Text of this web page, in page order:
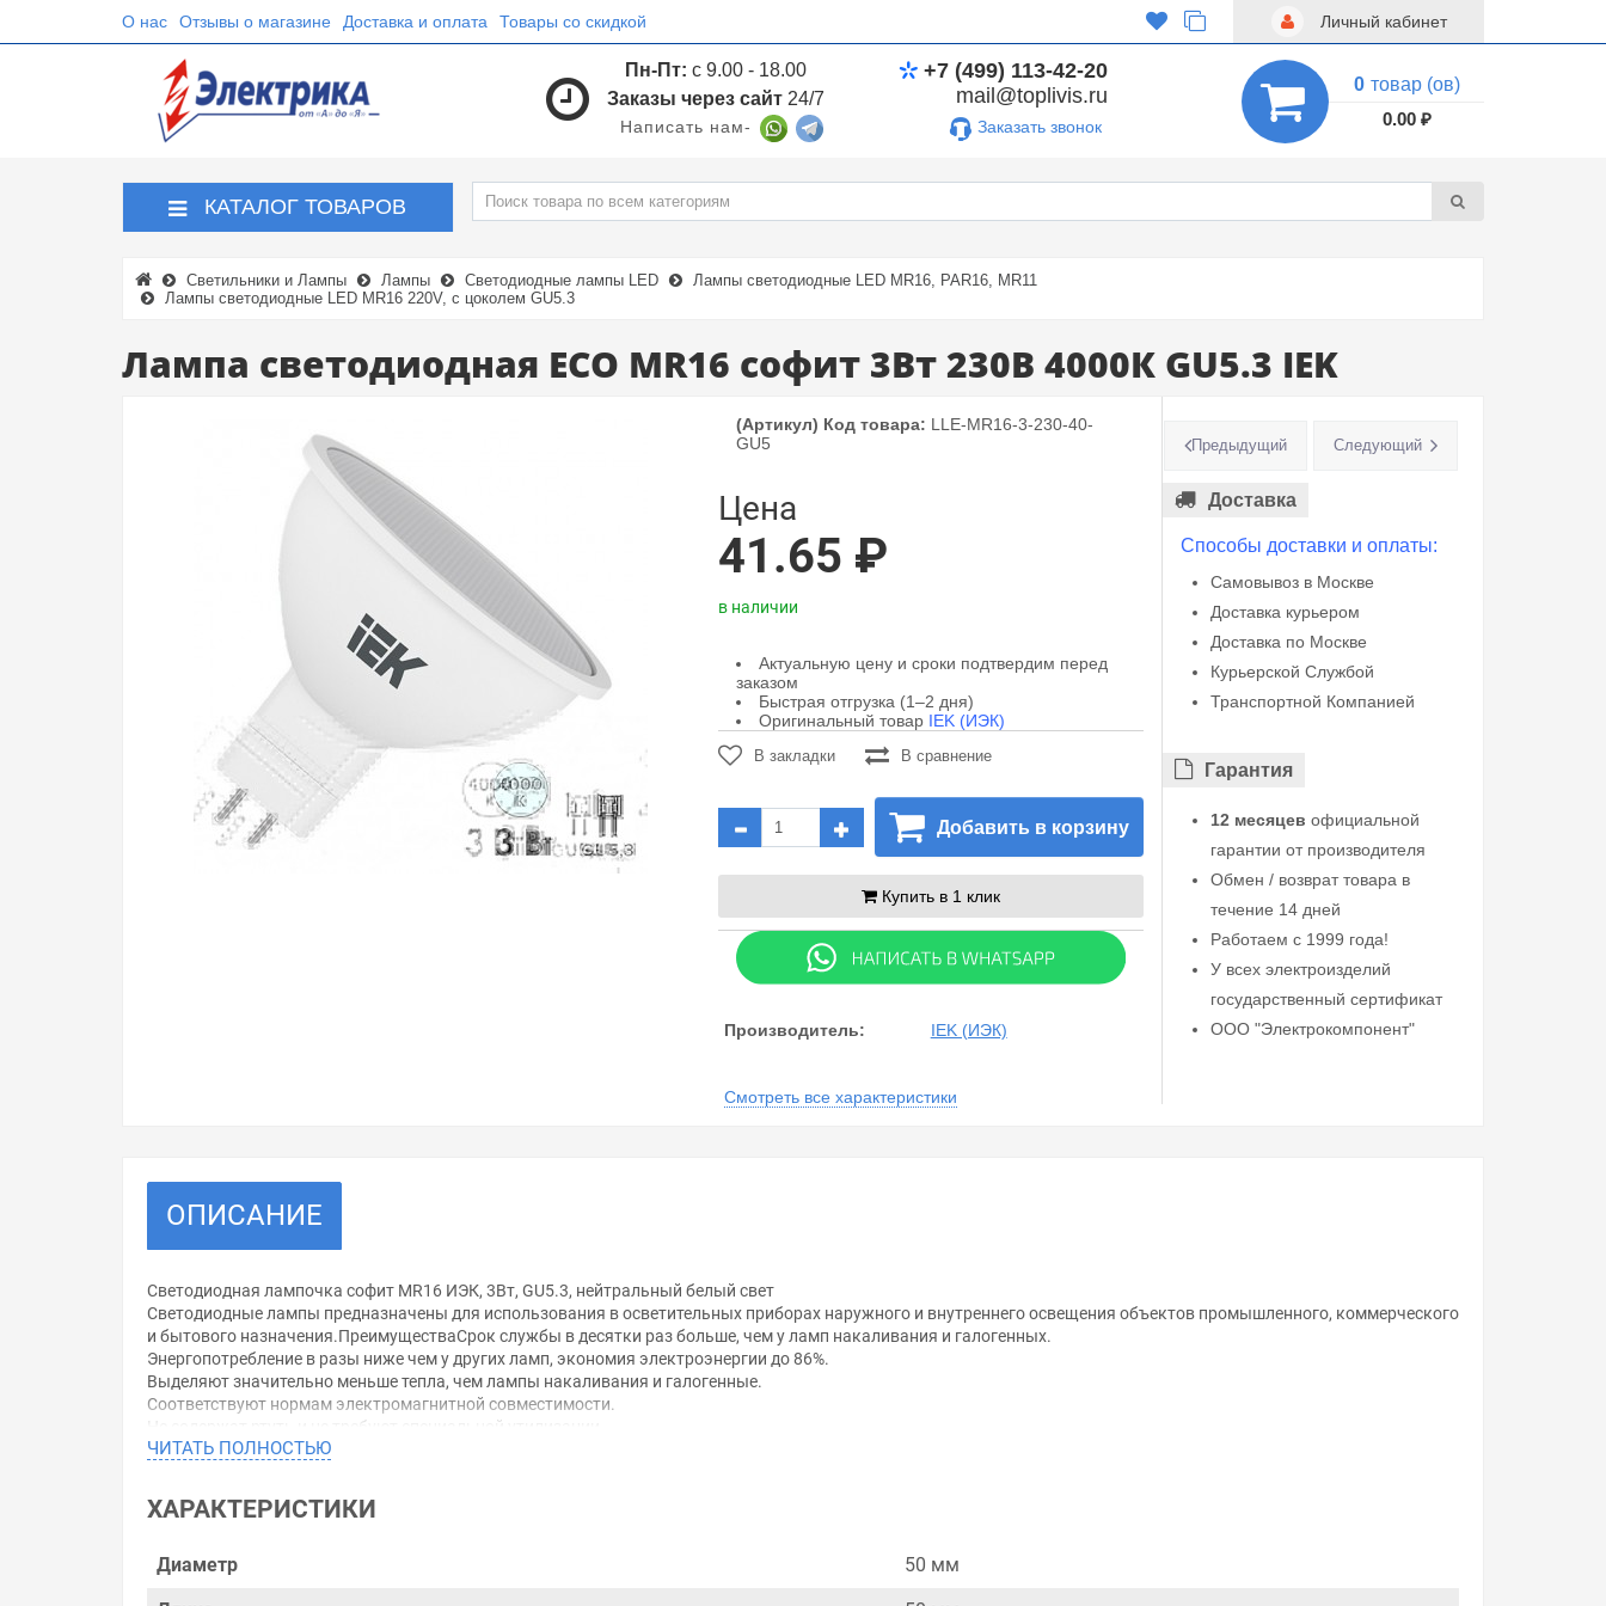
О нас Отзывы о магазине Доставка и оплата Товары со скидкой Личный кабинет
Пн-Пт: с 9.00 - 18.00
Заказы через сайт 24/7
Написать нам-
+7 (499) 113-42-20
mail@toplivis.ru
Заказать звонок
0 товар (ов)
0.00 ₽
КАТАЛОГ ТОВАРОВ
Светильники и Лампы Лампы Светодиодные лампы LED
Лампы светодиодные LED MR16, PAR16, MR11
Лампы светодиодные LED MR16 220V, с цоколем GU5.3
Лампа светодиодная ECO MR16 софит 3Вт 230В 4000К GU5.3 IEK
(Артикул) Код товара: LLE-MR16-3-230-40-
GU5
Цена
41.65 ₽
в наличии
Актуальную цену и сроки подтвердим перед
заказом
Быстрая отгрузка (1–2 дня)
Оригинальный товар IEK (ИЭК)
В закладки В сравнение
Добавить в корзину
Купить в 1 клик
Производитель: IEK (ИЭК)
Смотреть все характеристики
Предыдущий Следующий
Доставка
Способы доставки и оплаты:
Самовывоз в Москве
Доставка курьером
Доставка по Москве
Курьерской Службой
Транспортной Компанией
Гарантия
12 месяцев официальной
гарантии от производителя
Обмен / возврат товара в
течение 14 дней
Работаем с 1999 года!
У всех электроизделий
государственный сертификат
ООО "Электрокомпонент"
ОПИСАНИЕ
Светодиодная лампочка софит MR16 ИЭК, 3Вт, GU5.3, нейтральный белый свет
Светодиодные лампы предназначены для использования в осветительных приборах наружного и внутреннего освещения объектов промышленного, коммерческого
и бытового назначения.ПреимуществаСрок службы в десятки раз больше, чем у ламп накаливания и галогенных.
Энергопотребление в разы ниже чем у других ламп, экономия электроэнергии до 86%.
Выделяют значительно меньше тепла, чем лампы накаливания и галогенные.
Соответствуют нормам электромагнитной совместимости.
Не содержат ртуть и не требуют специальной утилизации.
Зажигаются практически мгновенно и быстро выходят на максимальную яркость.
Характеристики:Мощность: 3 Вт (Эквивалент мощности 25 Вт)
Напряжение: 220 В
Световой поток: 270 лм
ЧИТАТЬ ПОЛНОСТЬЮ
ХАРАКТЕРИСТИКИ
Диаметр
50 мм